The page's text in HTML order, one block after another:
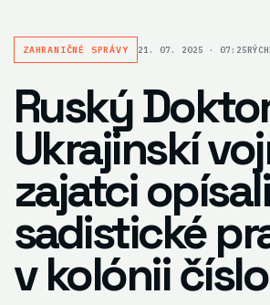
ZAHRANIČNÉ SPRÁVY 21. 07. 2025 · 07:25
Ruský
Ukrajinskí
zajatci opísali
sadistické
v kolónii